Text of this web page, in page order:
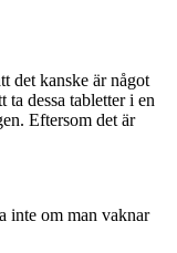
det kanske är något
dessa tabletter i en
Eftersom det är
inte om man vaknar